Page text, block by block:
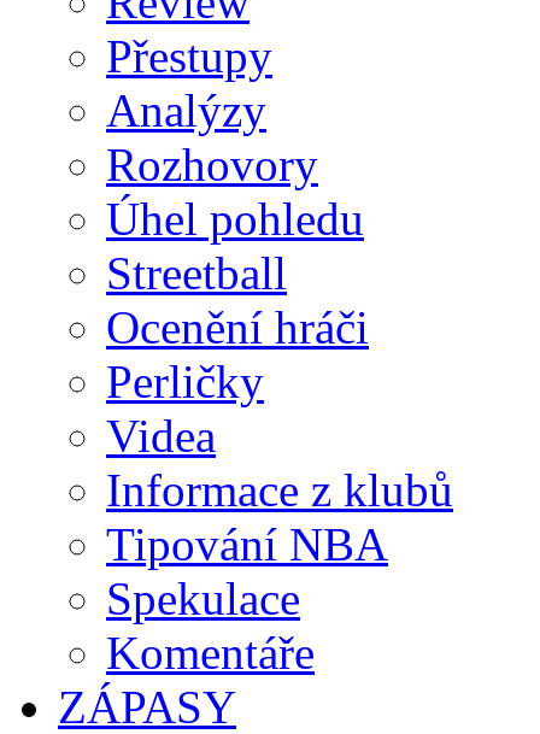
Přestupy
Analýzy
Rozhovory
Úhel pohledu
Streetball
Ocenění hráči
Perličky
Videa
Informace z klubů
Tipování NBA
Spekulace
Komentáře
ZÁPASY